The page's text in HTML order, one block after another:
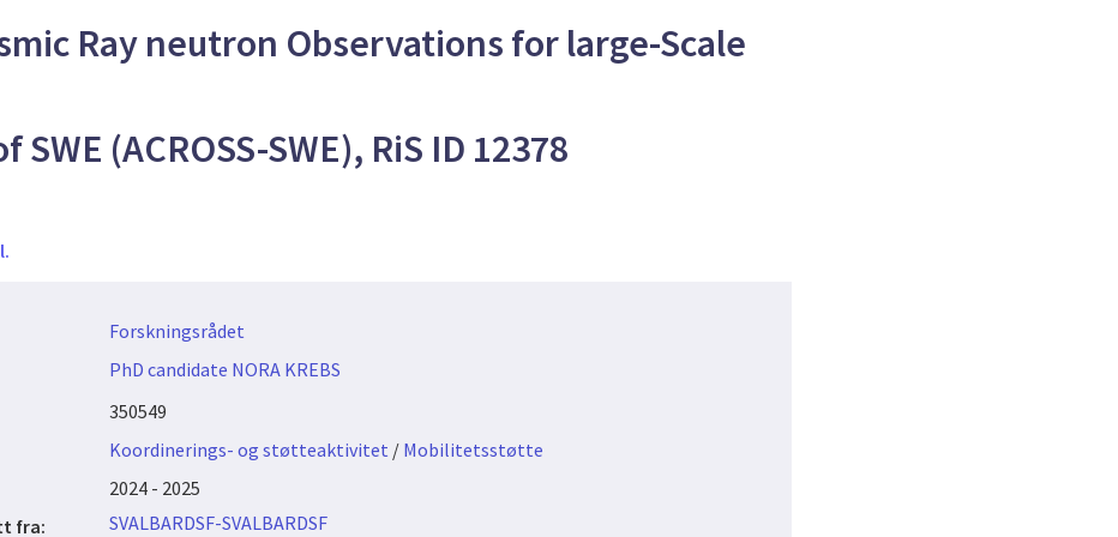
Ray neutron Observations for large-Scale
SWE (ACROSS-SWE), RiS ID 12378
Forskningsrådet
PhD candidate NORA KREBS
350549
Koordinerings- og støtteaktivitet / Mobilitetsstøtte
2024 - 2025
fra:
SVALBARDSF-SVALBARDSF